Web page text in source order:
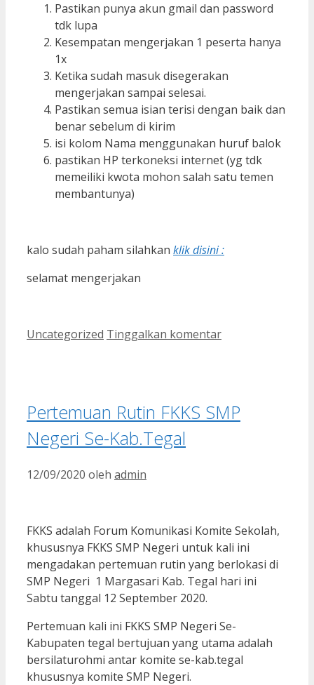
Pastikan punya akun gmail dan password
tdk lupa
Kesempatan mengerjakan 1 peserta hanya
1x
Ketika sudah masuk disegerakan
mengerjakan sampai selesai.
Pastikan semua isian terisi dengan baik dan
benar sebelum di kirim
isi kolom Nama menggunakan huruf balok
pastikan HP terkoneksi internet (yg tdk
memeiliki kwota mohon salah satu temen
membantunya)
kalo sudah paham silahkan klik disini :
selamat mengerjakan
Kategori
Uncategorized Tinggalkan komentar
Pertemuan Rutin FKKS SMP
Negeri Se-Kab.Tegal
12/09/2020 oleh admin
FKKS adalah Forum Komunikasi Komite Sekolah,
khususnya FKKS SMP Negeri untuk kali ini
mengadakan pertemuan rutin yang berlokasi di
SMP Negeri 1 Margasari Kab. Tegal hari ini
Sabtu tanggal 12 September 2020.
Pertemuan kali ini FKKS SMP Negeri Se-
Kabupaten tegal bertujuan yang utama adalah
bersilaturohmi antar komite se-kab.tegal
khususnya komite SMP Negeri.